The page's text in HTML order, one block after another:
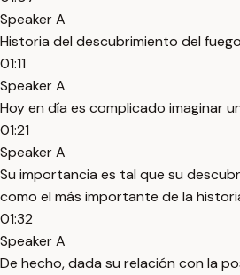
Speaker A
Historia del descubrimiento del
01:11
Speaker A
Hoy en día es complicado imaginar
01:21
Speaker A
Su importancia es tal que su
como el más importante de la
01:32
Speaker A
De hecho, dada su relación con la